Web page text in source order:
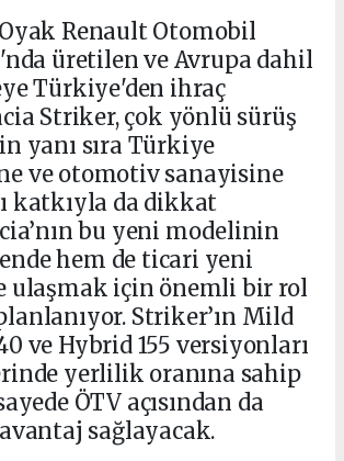
Renault Otomobil
üretilen ve Avrupa dahil
Türkiye'den ihraç
Striker, çok yönlü sürüş
yanı sıra Türkiye
ve otomotiv sanayisine
katkıyla da dikkat
bu yeni modelinin
hem de ticari yeni
ulaşmak için önemli bir rol
Striker’ın Mild
ve Hybrid 155 versiyonları
yerlilik oranına sahip
ÖTV açısından da
sağlayacak.